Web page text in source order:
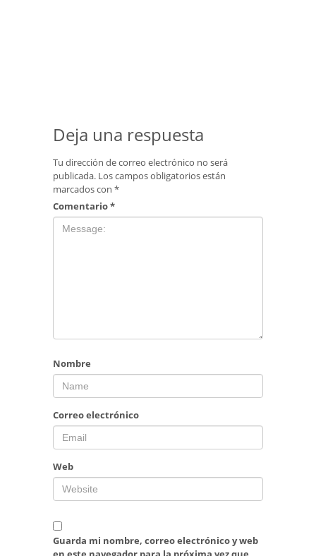
Deja una respuesta
Tu dirección de correo electrónico no será
publicada. Los campos obligatorios están
marcados con *
Comentario*
Nombre
Correo electrónico
Web
Guarda mi nombre, correo electrónico y web